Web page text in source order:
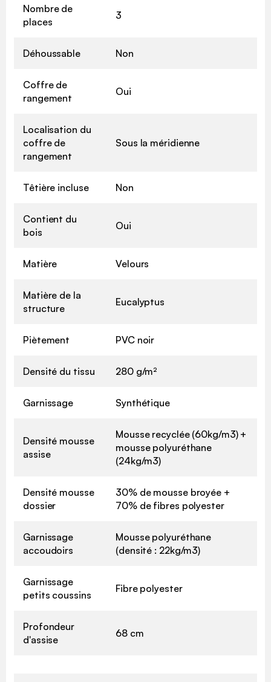
Nombre de
places
3
Déhoussable Non
Coffre de
rangement
Oui
Localisation du
coffre de
rangement
Sous la méridienne
Têtière incluse Non
Contient du
bois
Oui
Matière Velours
Matière de la
structure
Eucalyptus
Piètement PVC noir
Densité du tissu 280 g/m²
Garnissage Synthétique
Densité mousse
assise
Mousse recyclée (60kg/m3) +
mousse polyuréthane
(24kg/m3)
Densité mousse
dossier
30% de mousse broyée +
70% de fibres polyester
Garnissage
accoudoirs
Mousse polyuréthane
(densité : 22kg/m3)
Garnissage
petits coussins
Fibre polyester
Profondeur
d'assise
68 cm